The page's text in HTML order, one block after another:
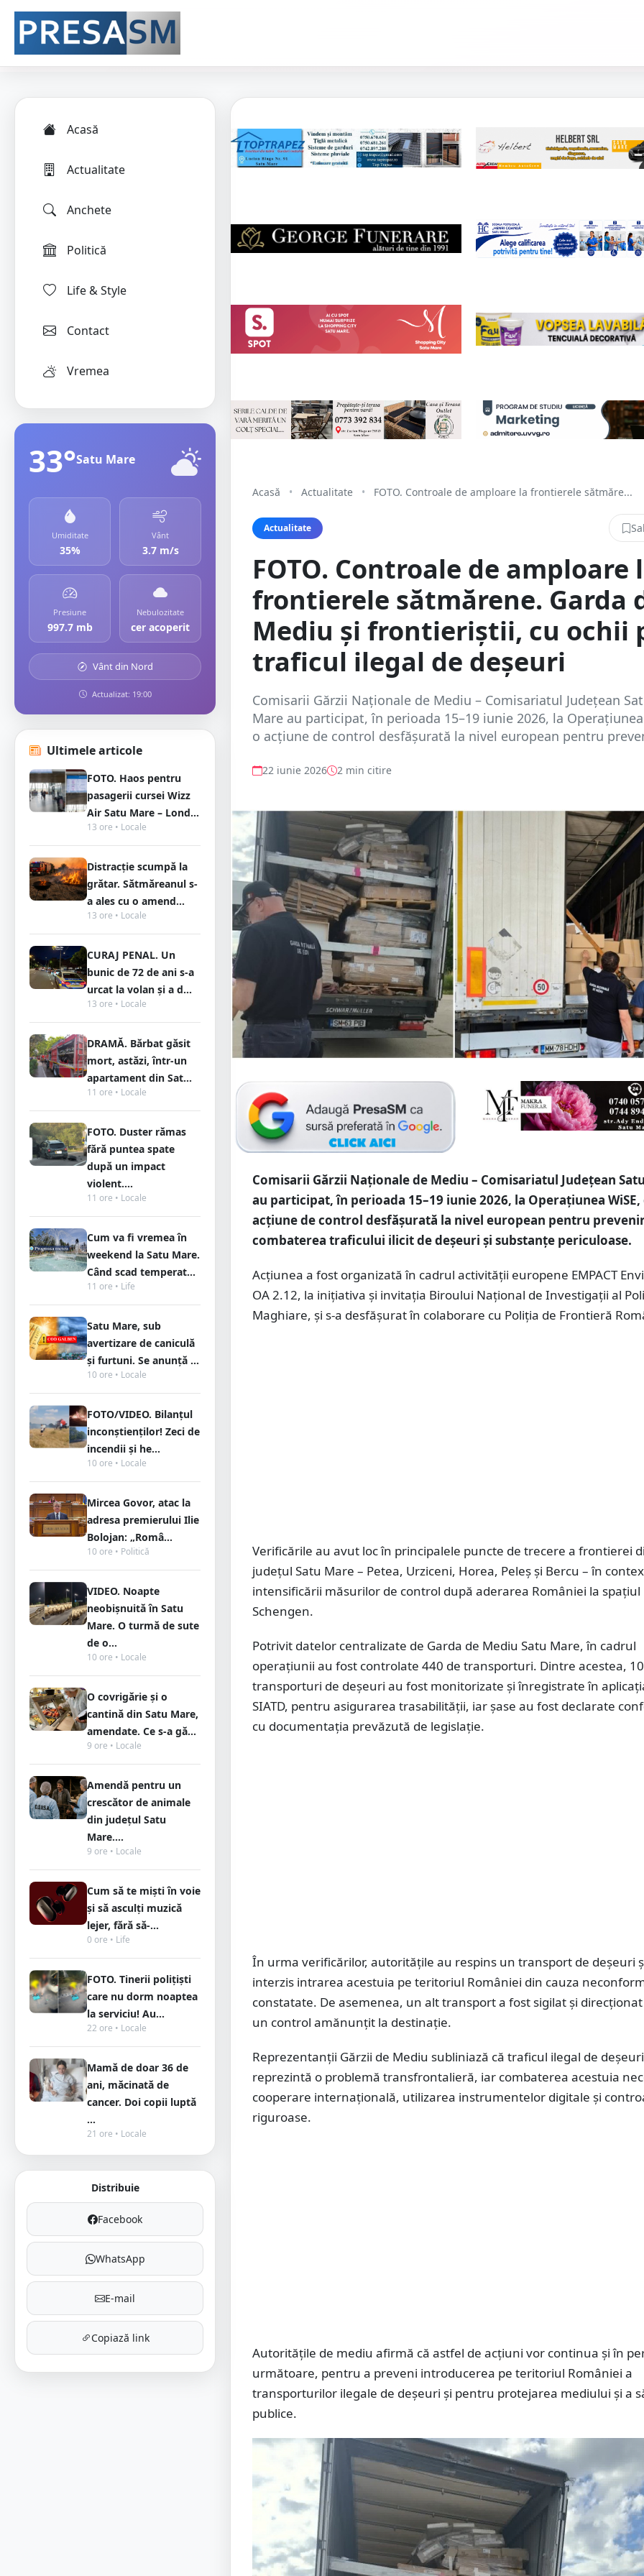
Acasă
Actualitate
Anchete
Politică
Life & Style
Contact
Vremea
33°Satu Mare
Umiditate
35%
Vânt
3.7 m/s
Presiune
997.7 mb
Nebulozitate
cer acoperit
Vânt din Nord
Actualizat: 19:00
Ultimele articole
FOTO. Haos pentru
pasagerii cursei Wizz
Air Satu Mare – Lond...
13 ore • Locale
Distracție scumpă la
grătar. Sătmăreanul s-
a ales cu o amend...
13 ore • Locale
CURAJ PENAL. Un
bunic de 72 de ani s-a
urcat la volan și a d...
13 ore • Locale
DRAMĂ. Bărbat găsit
mort, astăzi, într-un
apartament din Sat...
11 ore • Locale
FOTO. Duster rămas
fără puntea spate
după un impact
violent....
11 ore • Locale
Cum va fi vremea în
weekend la Satu Mare.
Când scad temperat...
11 ore • Life
Satu Mare, sub
avertizare de caniculă
și furtuni. Se anunță ...
10 ore • Locale
FOTO/VIDEO. Bilanțul
inconștienților! Zeci de
incendii și he...
10 ore • Locale
Mircea Govor, atac la
adresa premierului Ilie
Bolojan: „Româ...
10 ore • Politică
VIDEO. Noapte
neobișnuită în Satu
Mare. O turmă de sute
de o...
10 ore • Locale
O covrigărie și o
cantină din Satu Mare,
amendate. Ce s-a gă...
9 ore • Locale
Amendă pentru un
crescător de animale
din județul Satu
Mare....
9 ore • Locale
Cum să te miști în voie
și să asculți muzică
lejer, fără să-...
0 ore • Life
FOTO. Tinerii polițiști
care nu dorm noaptea
la serviciu! Au...
22 ore • Locale
Mamă de doar 36 de
ani, măcinată de
cancer. Doi copii luptă
...
21 ore • Locale
Distribuie
Facebook
WhatsApp
E-mail
Copiază link
Acasă • Actualitate • FOTO. Controale de amploare la frontierele sătmăre...
Actualitate
FOTO. Controale de amploare
frontierele sătmărene. Garda
Mediu și frontieriștii, cu ochii
traficul ilegal de deșeuri
Comisarii Gărzii Naționale de Mediu – Comisariatul Județean
Mare au participat, în perioada 15–19 iunie 2026, la Operațiunea
o acțiune de control desfășurată la nivel european pentru
22 iunie 2026 2 min citire
Comisarii Gărzii Naționale de Mediu – Comisariatul Județean
au participat, în perioada 15–19 iunie 2026, la Operațiunea WiSE,
acțiune de control desfășurată la nivel european pentru
combaterea traficului ilicit de deșeuri și substanțe periculoase.
Acțiunea a fost organizată în cadrul activității europene EMPACT
OA 2.12, la inițiativa și invitația Biroului Național de Investigații al
Maghiare, și s-a desfășurat în colaborare cu Poliția de Frontieră
Verificările au avut loc în principalele puncte de trecere a frontierei
județul Satu Mare – Petea, Urziceni, Horea, Peleș și Bercu – în
intensificării măsurilor de control după aderarea României la spațiul
Schengen.
Potrivit datelor centralizate de Garda de Mediu Satu Mare, în cadrul
operațiunii au fost controlate 440 de transporturi. Dintre acestea, 10
transporturi de deșeuri au fost monitorizate și înregistrate în
SIATD, pentru asigurarea trasabilității, iar șase au fost declarate
cu documentația prevăzută de legislație.
În urma verificărilor, autoritățile au respins un transport de deșeuri
interzis intrarea acestuia pe teritoriul României din cauza
constatate. De asemenea, un alt transport a fost sigilat și
un control amănunțit la destinație.
Reprezentanții Gărzii de Mediu subliniază că traficul ilegal de deșeuri
reprezintă o problemă transfrontalieră, iar combaterea acestuia
cooperare internațională, utilizarea instrumentelor digitale și
riguroase.
Autoritățile de mediu afirmă că astfel de acțiuni vor continua și în
următoare, pentru a preveni introducerea pe teritoriul României a
transporturilor ilegale de deșeuri și pentru protejarea mediului și a
publice.